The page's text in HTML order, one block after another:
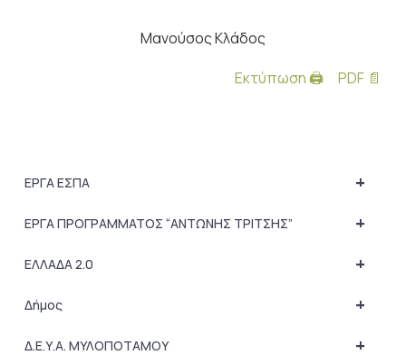
Μανούσος Κλάδος
Εκτύπωση 🖨
PDF 📄
+
ΕΡΓΑ ΕΣΠΑ
+
ΕΡΓΑ ΠΡΟΓΡΑΜΜΑΤΟΣ “ΑΝΤΩΝΗΣ ΤΡΙΤΣΗΣ”
+
ΕΛΛΑΔΑ 2.0
+
Δήμος
+
Δ.Ε.Υ.Α. ΜΥΛΟΠΟΤΑΜΟΥ